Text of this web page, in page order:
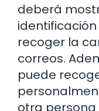
deberá
recoger la
correos.
puede
otra